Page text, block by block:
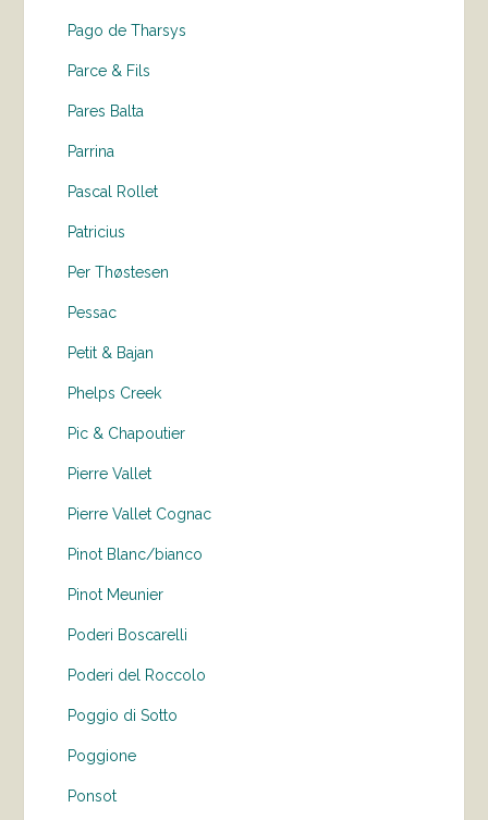
Pago de Tharsys
Parce & Fils
Pares Balta
Parrina
Pascal Rollet
Patricius
Per Thøstesen
Pessac
Petit & Bajan
Phelps Creek
Pic & Chapoutier
Pierre Vallet
Pierre Vallet Cognac
Pinot Blanc/bianco
Pinot Meunier
Poderi Boscarelli
Poderi del Roccolo
Poggio di Sotto
Poggione
Ponsot